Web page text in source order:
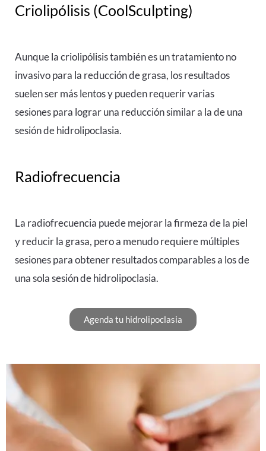
Criolipólisis (CoolSculpting)
Aunque la criolipólisis también es un tratamiento no
invasivo para la reducción de grasa, los resultados
suelen ser más lentos y pueden requerir varias
sesiones para lograr una reducción similar a la de una
sesión de hidrolipoclasia.
Radiofrecuencia
La radiofrecuencia puede mejorar la firmeza de la piel
y reducir la grasa, pero a menudo requiere múltiples
sesiones para obtener resultados comparables a los de
una sola sesión de hidrolipoclasia.
Agenda tu hidrolipoclasia